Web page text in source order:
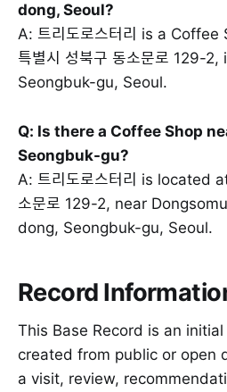
dong, Seoul?
A: 트리도로스터리 is a
특별시 성북구 동소문로 129-
Seongbuk-gu, Seoul.
Q: Is there a Coffee Shop
Seongbuk-gu?
A: 트리도로스터리 is located
소문로 129-2, near
dong, Seongbuk-gu, Seoul.
Record
This Base Record is an
created from public or open
a visit, review,